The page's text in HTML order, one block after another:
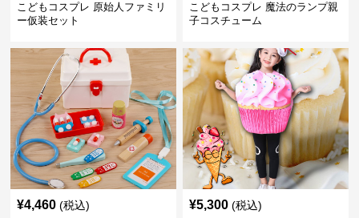
こどもコスプレ 原始人ファミリ
ー仮装セット
こどもコスプレ 魔法のランプ親
子コスチューム
¥4,460 (税込) ¥5,300 (税込)